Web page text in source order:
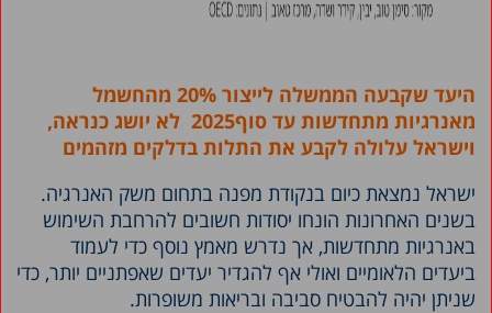
היעד שקבעה הממשלה לייצור 20% מהחשמל
מאנרגיות מתחדשות עד סוף2025 לא יושג כנראה,
וישראל עלולה לקבע את התלות בדלקים מזהמים
ישראל נמצאת כיום בנקודת מפנה בתחום משק האנרגיה.
בשנים האחרונות הונחו יסודות חשובים להרחבת השימוש
באנרגיות מתחדשות, אך נדרש מאמץ נוסף כדי לעמוד
ביעדים הלאומיים ואולי אף להגדיר יעדים שאפתניים יותר, כדי
שניתן יהיה להבטיח סביבה ובריאות משופרות.